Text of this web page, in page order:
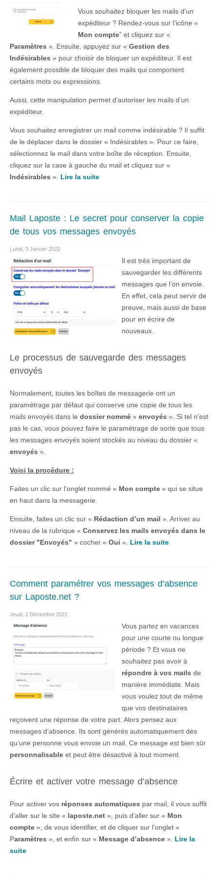
Vous souhaitez bloquer les mails d’un
expéditeur ? Rendez-vous sur l’icône «
Mon compte” et cliquez sur «
Paramètres ». Ensuite, appuyez sur « Gestion des
Indésirables » pour choisir de bloquer un expéditeur. Il est
également possible de bloquer des mails qui comportent
certains mots ou expressions.
Aussi, cette manipulation permet d’autoriser les mails d’un
expéditeur.
Vous souhaitez enregistrer un mail comme indésirable ? Il suffit
de le déplacer dans le dossier « Indésirables ». Pour ce faire,
sélectionnez le mail dans votre boîte de réception. Ensuite,
cliquez sur la case à gauche du mail et cliquez sur «
Indésirables ». Lire la suite
Mail Laposte : Le secret pour conserver la copie
de tous vos messages envoyés
Lundi, 3 Janvier 2022
Il est très important de
sauvegarder les différents
messages que l’on envoie.
En effet, cela peut servir de
preuve, mais aussi de base
pour en écrire de
nouveaux.
Le processus de sauvegarde des messages
envoyés
Normalement, toutes les boîtes de messagerie ont un
paramétrage par défaut qui conserve une copie de tous les
mails envoyés dans le dossier nommé « envoyés ». Si tel n’est
pas le cas, vous pouvez faire le paramétrage de sorte que tous
les messages envoyés soient stockés au niveau du dossier «
envoyés ».
Voici la procédure :
Faites un clic sur l’onglet nommé « Mon compte » qui se situe
en haut dans la messagerie.
Ensuite, faites un clic sur « Rédaction d’un mail ». Arriver au
niveau de la rubrique « Conservez les mails envoyés dans le
dossier "Envoyés" » cocher « Oui ». Lire la suite
Comment paramétrer vos messages d’absence
sur Laposte.net ?
Jeudi, 2 Décembre 2021
Vous partez en vacances
pour une courte ou longue
période ? Et vous ne
souhaitez pas avoir à
répondre à vos mails de
manière immédiate. Mais
vous voulez tout de même
que vos destinataires
reçoivent une réponse de votre part. Alors pensez aux
messages d’absence. Ils sont générés automatiquement dès
qu’une personne vous envoie un mail. Ce message est bien sûr
personnalisable et peut être désactivé à tout moment.
Écrire et activer votre message d’absence
Pour activer vos réponses automatiques par mail, il vous suffit
d’aller sur le site « laposte.net », puis d’aller sur « Mon
compte », de vous identifier, et de cliquer sur l’onglet «
Paramètres », et enfin sur « Message d’absence ». Lire la
suite